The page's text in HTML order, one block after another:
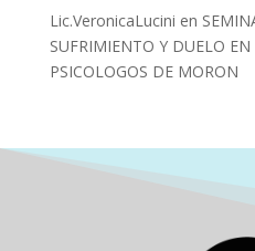
Lic.VeronicaLucini en
SUFRIMIENTO Y DUELO
PSICOLOGOS DE MORON